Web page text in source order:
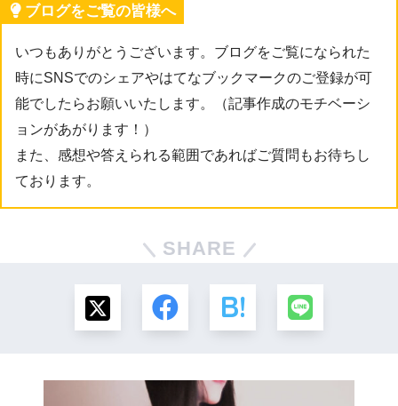
ブログをご覧の皆様へ
いつもありがとうございます。ブログをご覧になられた
時にSNSでのシェアやはてなブックマークのご登録が可
能でしたらお願いいたします。（記事作成のモチベーシ
ョンがあがります！）
また、感想や答えられる範囲であればご質問もお待ちし
ております。
SHARE